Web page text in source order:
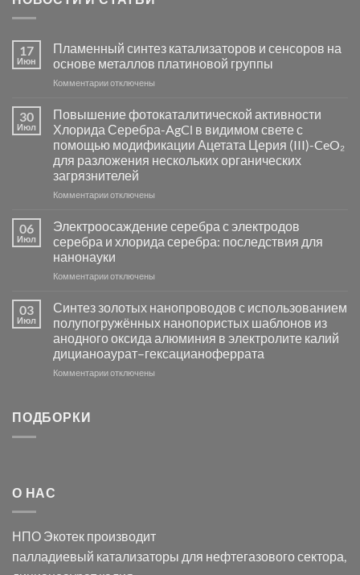
17
Июн
Пламенный синтез катализаторов и сенсоров на
основе металлов платиновой группы
Комментариик
Пламенный
синтез
катализаторов
и
сенсоров
на
основе
группы
отключены
30
Июл
Повышение фотокаталитической активности
Хлорида Серебра-AgCl в видимом свете с
помощью модификации Ацетата Церия (III)-CeO₂
для разложения нескольких органических
загрязнителей
Комментариик
фотокаталитической
активности
Хлорида
Серебра-
в
видимом
свете
с
помощью
модификации
отключены
06
Июл
Электроосаждение серебра с электродов
серебра и хлорида серебра: последствия для
нанонауки
Комментариик
серебра
с
электродов
серебра
и
отключены
03
Июл
Синтез золотых нанопроводов с использованием
полупогружённых нанопористых шаблонов из
анодного оксида алюминия в электролите калий
дицианоаурат–гексацианоферрата
Комментариик
оксида
в
отключены
ПОДБОРКИ
О НАС
НПО Экотек производит
палладиевый катализаторы для нефтегазового сектора,